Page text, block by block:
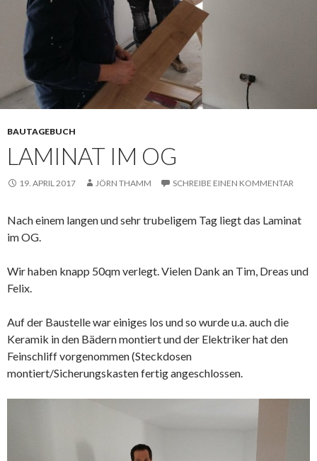
BAUTAGEBUCH
LAMINAT IM OG
19. APRIL 2017 JÖRN THAMM SCHREIBE EINEN KOMMENTAR
Nach einem langen und sehr trubeligem Tag liegt das Laminat
im OG.
Wir haben knapp 50qm verlegt. Vielen Dank an Tim, Dreas und
Felix.
Auf der Baustelle war einiges los und so wurde u.a. auch die
Keramik in den Bädern montiert und der Elektriker hat den
Feinschliff vorgenommen (Steckdosen
montiert/Sicherungskasten fertig angeschlossen.